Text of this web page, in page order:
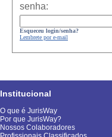
senha:
Esqueceu login/senha?
Lembrete por e-mail
Institucional
O que é JurisWay
Por que JurisWay?
Nossos Colaboradores